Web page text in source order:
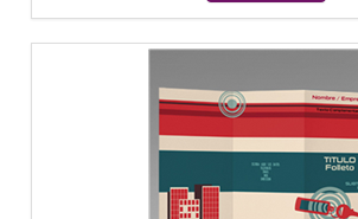
Tríptico Restaurante Chino